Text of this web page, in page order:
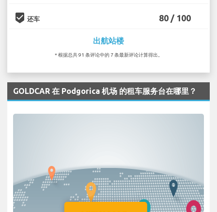
beenhere 还车 80 / 100
出航站楼
* 根据总共 91 条评论中的 7 条最新评论计算得出。
GOLDCAR 在 Podgorica 机场 的租车服务台在哪里？